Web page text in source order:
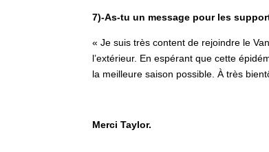
7)-As-tu un message pour les
« Je suis très content de rejoindre le
l’extérieur. En espérant que cette
la meilleure saison possible. À très
Merci Taylor.